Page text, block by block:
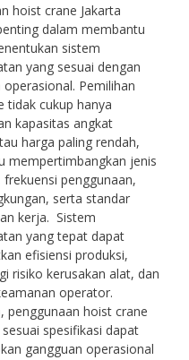
hoist crane Jakarta
dalam membantu
sistem
yang sesuai dengan
Pemilihan
tidak cukup hanya
kapasitas angkat
harga paling rendah,
mempertimbangkan jenis
penggunaan,
serta standar
kerja. Sistem
yang tepat dapat
efisiensi produksi,
risiko kerusakan alat, dan
operator.
penggunaan hoist crane
spesifikasi dapat
gangguan operasional